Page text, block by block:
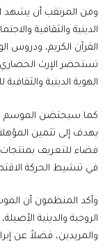
ومن المرتقب أن يشهد
الدينية والثقافية
القرآن الكريم، ودروس
تستحضر الإرث الحضاري
الهوية الدينية
كما سيحتضن الموسم
يهدف إلى تثمين
فضاء للتعريف بمنتجات
في تنشيط الحركة
وأكد المنظمون أن
الروحية والدينية
والمريدين، فضلاً عن